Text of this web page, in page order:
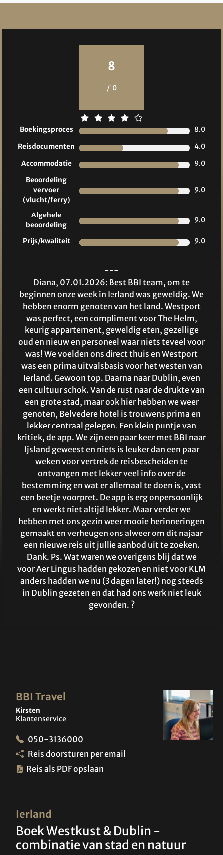
8
/10
Boekingsproces
8.0
Reisdocumenten
4.0
Accommodatie
9.0
Beoordeling
vervoer
(vlucht/ferry)
9.0
Algehele
beoordeling
9.0
Prijs/kwaliteit 9.0
---
Diana, 07.01.2026: Best BBI team, om te
beginnen onze week in Ierland was geweldig. We
hebben enorm genoten van het land. Westport
was perfect, een compliment voor The Helm,
keurig appartement, geweldig eten, gezellige
oud en nieuw en personeel waar niets teveel voor
was! We voelden ons direct thuis en Westport
was een prima uitvalsbasis voor het westen van
Ierland. Gewoon top. Daarna naar Dublin, even
een cultuur schok. Van de rust naar de drukte van
een grote stad, maar ook hier hebben we weer
genoten, Belvedere hotel is trouwens prima en
lekker centraal gelegen. Een klein puntje van
kritiek, de app. We zijn een paar keer met BBI naar
Ijsland geweest en niets is leuker dan een paar
weken voor vertrek de reisbescheiden te
ontvangen met lekker veel info over de
bestemming en wat er allemaal te doen is, vast
een beetje voorpret. De app is erg onpersoonlijk
en werkt niet altijd lekker. Maar verder we
hebben met ons gezin weer mooie herinneringen
gemaakt en verheugen ons alweer om dit najaar
een nieuwe reis uit jullie aanbod uit te zoeken.
Dank. Ps. Wat waren we overigens blij dat we
voor Aer Lingus hadden gekozen en niet voor KLM
anders hadden we nu (3 dagen later!) nog steeds
in Dublin gezeten en dat had ons werk niet leuk
gevonden. ?
Ierland
Boek Westkust & Dublin -
combinatie van stad en natuur
BBI Travel
Kirsten
Klantenservice
050-3136000
Reis doorsturen per email
Reis als PDF opslaan